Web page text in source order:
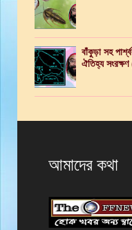
বাঁকুড়া সহ
ঐতিহ্য সংরক্ষণ
আমাদের কথা